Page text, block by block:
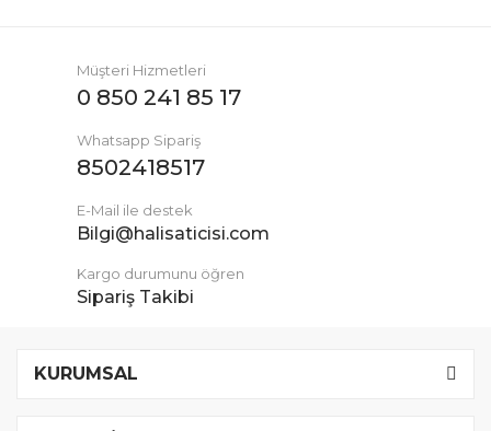
Müşteri Hizmetleri
0 850 241 85 17
Whatsapp Sipariş
8502418517
E-Mail ile destek
Bilgi@halisaticisi.com
Kargo durumunu öğren
Sipariş Takibi
KURUMSAL